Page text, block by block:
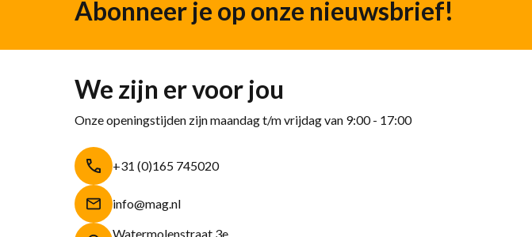
Abonneer je op onze nieuwsbrief!
We zijn er voor jou
Onze openingstijden zijn maandag t/m vrijdag van 9:00 - 17:00
+31 (0)165 745020
info@mag.nl
Watermolenstraat 3e